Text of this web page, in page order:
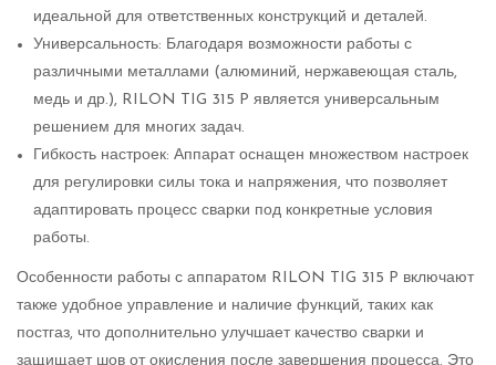
идеальной для ответственных конструкций и деталей.
Универсальность: Благодаря возможности работы с
различными металлами (алюминий, нержавеющая сталь,
медь и др.), RILON TIG 315 P является универсальным
решением для многих задач.
Гибкость настроек: Аппарат оснащен множеством настроек
для регулировки силы тока и напряжения, что позволяет
адаптировать процесс сварки под конкретные условия
работы.
Особенности работы с аппаратом RILON TIG 315 P включают
также удобное управление и наличие функций, таких как
постгаз, что дополнительно улучшает качество сварки и
защищает шов от окисления после завершения процесса. Это